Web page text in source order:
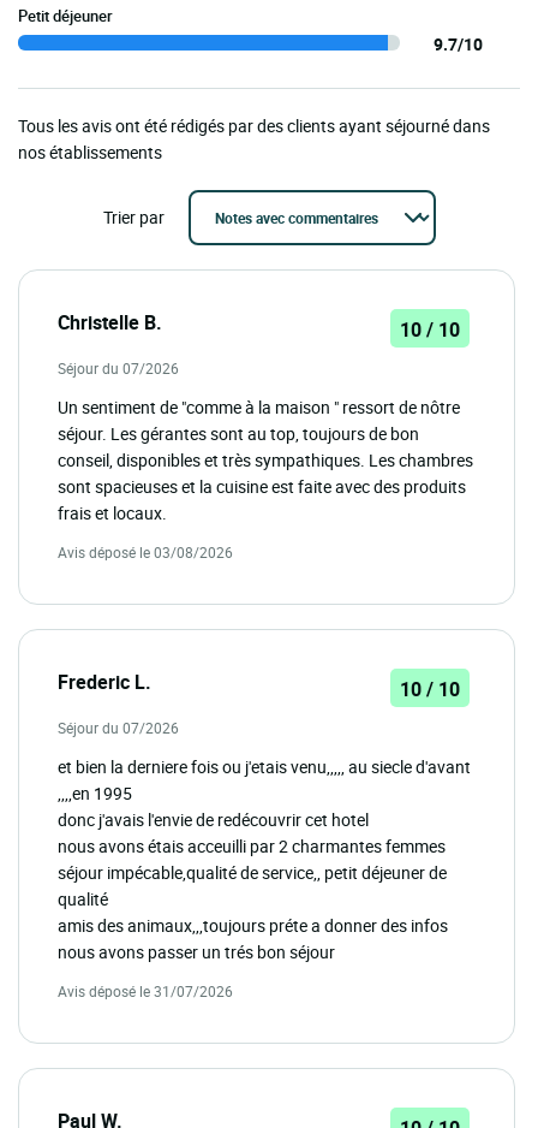
Petit déjeuner
9.7/10
Tous les avis ont été rédigés par des clients ayant séjourné dans
nos établissements
Trier par
Christelle B. 10 / 10
Séjour du 07/2026
Un sentiment de "comme à la maison " ressort de nôtre
séjour. Les gérantes sont au top, toujours de bon
conseil, disponibles et très sympathiques. Les chambres
sont spacieuses et la cuisine est faite avec des produits
frais et locaux.
Avis déposé le 03/08/2026
Frederic L. 10 / 10
Séjour du 07/2026
et bien la derniere fois ou j'etais venu,,,,, au siecle d'avant
,,,,en 1995
donc j'avais l'envie de redécouvrir cet hotel
nous avons étais acceuilli par 2 charmantes femmes
séjour impécable,qualité de service,, petit déjeuner de
qualité
amis des animaux,,,toujours préte a donner des infos
nous avons passer un trés bon séjour
Avis déposé le 31/07/2026
Paul W.